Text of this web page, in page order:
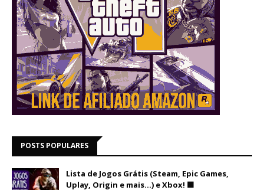
POSTS POPULARES
Lista de Jogos Grátis (Steam, Epic Games,
Uplay, Origin e mais...) e Xbox! 🟩